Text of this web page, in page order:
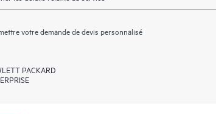
votre demande de devis personnalisé
PACKARD